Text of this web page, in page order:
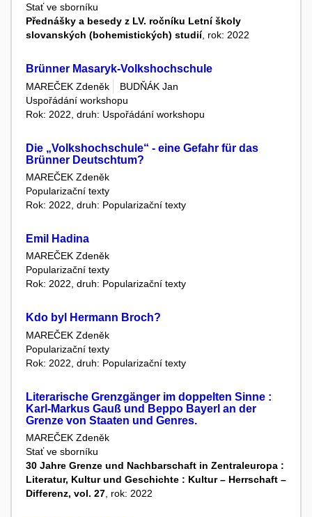
Stať ve sborníku
Přednášky a besedy z LV. ročníku Letní školy
slovanských (bohemistických) studií, rok: 2022
Brünner Masaryk-Volkshochschule
MAREČEK Zdeněk
BUDŇÁK Jan
Uspořádání workshopu
Rok: 2022, druh: Uspořádání workshopu
Die „Volkshochschule“ - eine Gefahr für das
Brünner Deutschtum?
MAREČEK Zdeněk
Popularizační texty
Rok: 2022, druh: Popularizační texty
Emil Hadina
MAREČEK Zdeněk
Popularizační texty
Rok: 2022, druh: Popularizační texty
Kdo byl Hermann Broch?
MAREČEK Zdeněk
Popularizační texty
Rok: 2022, druh: Popularizační texty
Literarische Grenzgänger im doppelten Sinne :
Karl-Markus Gauß und Beppo Bayerl an der
Grenze von Staaten und Genres.
MAREČEK Zdeněk
Stať ve sborníku
30 Jahre Grenze und Nachbarschaft in Zentraleuropa :
Literatur, Kultur und Geschichte : Kultur – Herrschaft –
Differenz, vol. 27 , rok: 2022